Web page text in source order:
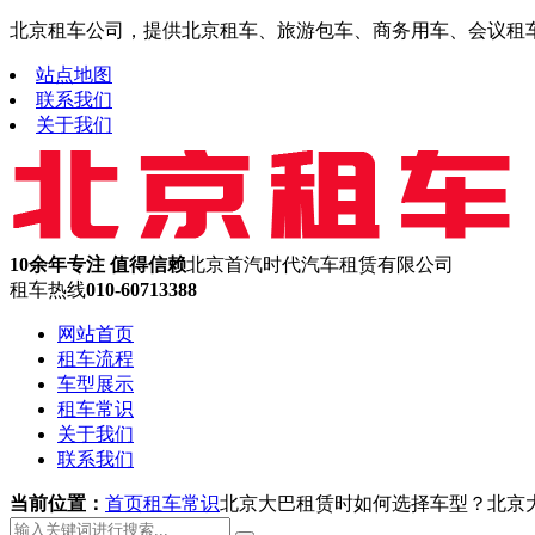
北京租车公司，提供北京租车、旅游包车、商务用车、会议
站点地图
联系我们
关于我们
10余年专注 值得信赖北京首汽时代汽车租赁有限公司
租车热线010-60713388
网站首页
租车流程
车型展示
租车常识
关于我们
联系我们
当前位置： 首页租车常识北京大巴租赁时如何选择车型？北京